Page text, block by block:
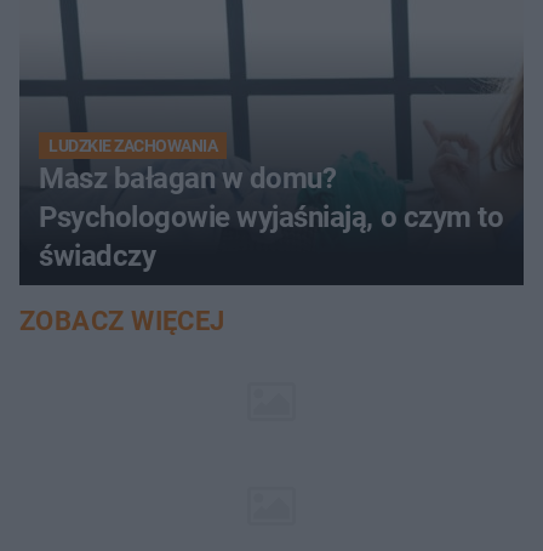
LUDZKIE ZACHOWANIA
Masz bałagan w domu?
Psychologowie wyjaśniają, o czym to
świadczy
ZOBACZ WIĘCEJ